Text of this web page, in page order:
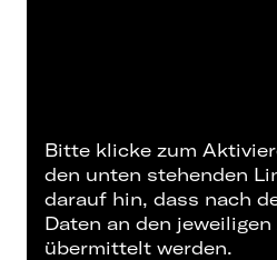
Bitte klicke zum
den unten stehenden
darauf hin, dass nach
Daten an den
übermittelt werden.